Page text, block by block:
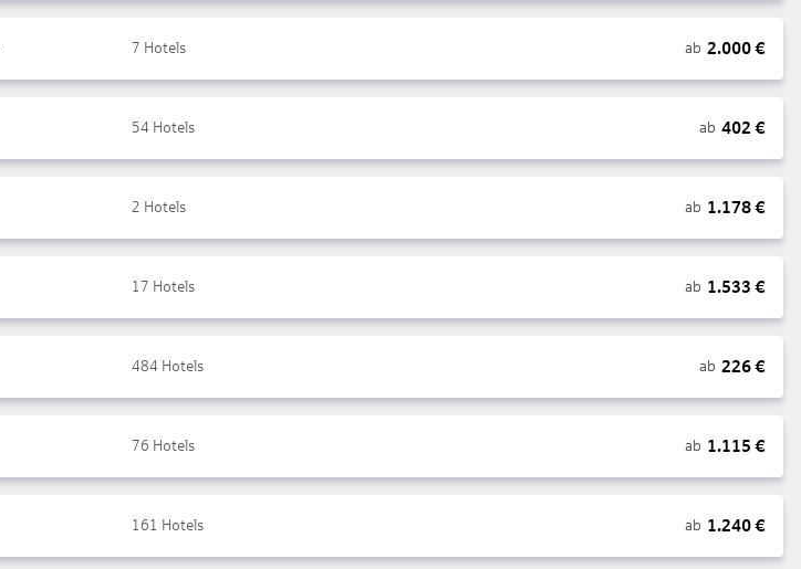
7 Hotels ab 2.000€
54 Hotels ab 402 €
2 Hotels ab 1.178€
17 Hotels ab 1.533 €
484 Hotels ab 226€
76 Hotels ab 1.115 €
161 Hotels ab 1.240€